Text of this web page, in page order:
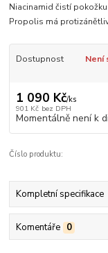
Niacinamid čistí
Propolis má
Dostupnost Není
1 090 Kč/ks
901 Kč bez DPH
Momentálně není k
Číslo produktu:
Kompletní specifikace
Komentáře 0